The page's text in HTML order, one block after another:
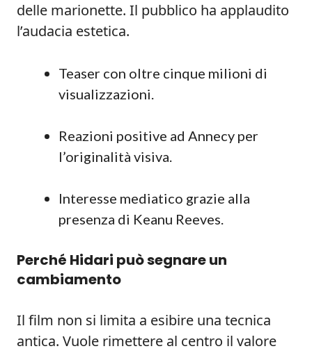
delle marionette. Il pubblico ha applaudito
l’audacia estetica.
Teaser con oltre cinque milioni di
visualizzazioni.
Reazioni positive ad Annecy per
l’originalità visiva.
Interesse mediatico grazie alla
presenza di Keanu Reeves.
Perché Hidari può segnare un
cambiamento
Il film non si limita a esibire una tecnica
antica. Vuole rimettere al centro il valore